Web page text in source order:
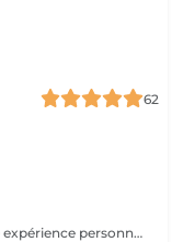
62
Dans notre Institut chaque soin est une expérience personnalisée. In unseren institut ist jede Gesichtsbehandlung ein ganz persönliches Erlebnis.